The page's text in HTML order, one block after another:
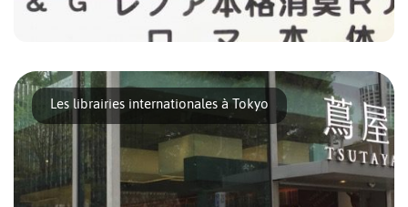
certains produits est passée de 8% à 10%. [...]
Les librairies internationales à Tokyo